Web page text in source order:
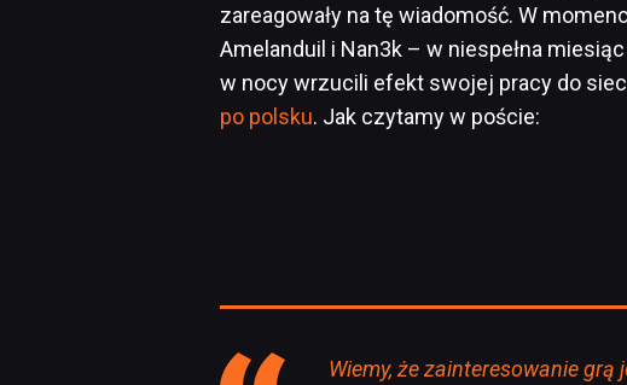
zareagowały na tę wiadomość. W
Amelanduil i Nan3k – w niespełna
w nocy wrzucili efekt swojej pracy do
po polsku. Jak czytamy w poście:
Wiemy, że zainteresowanie